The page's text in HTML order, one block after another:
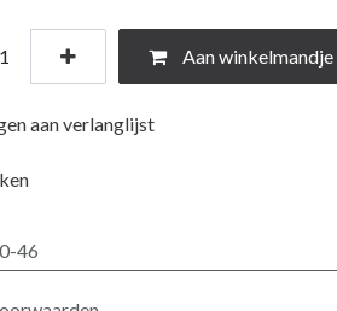
Aan
aan verlanglijst
46